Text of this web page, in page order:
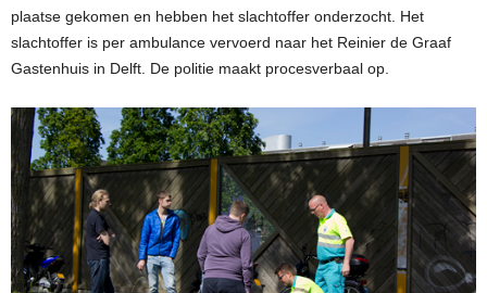
plaatse gekomen en hebben het slachtoffer onderzocht. Het
slachtoffer is per ambulance vervoerd naar het Reinier de Graaf
Gastenhuis in Delft. De politie maakt procesverbaal op.